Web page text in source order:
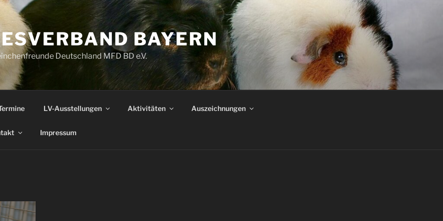
BAYERN
Deutschland MFD BD e.V.
LV-Ausstellungen Aktivitäten Auszeichnungen
Impressum